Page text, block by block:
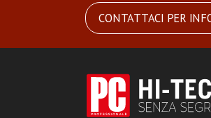
CONTATTACI PER